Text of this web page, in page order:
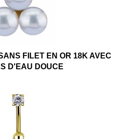
FILET EN OR 18K AVEC
D'EAU DOUCE